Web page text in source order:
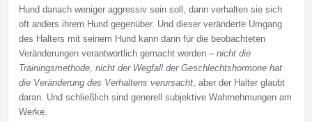
Hund danach weniger aggressiv sein soll, dann verhalten sie sich
oft anders ihrem Hund gegenüber. Und dieser veränderte Umgang
des Halters mit seinem Hund kann dann für die beobachteten
Veränderungen verantwortlich gemacht werden – nicht die
Trainingsmethode, nicht der Wegfall der Geschlechtshormone hat
die Veränderung des Verhaltens verursacht, aber der Halter glaubt
daran. Und schließlich sind generell subjektive Wahrnehmungen am
Werke.